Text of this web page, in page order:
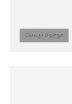
موجود نیست